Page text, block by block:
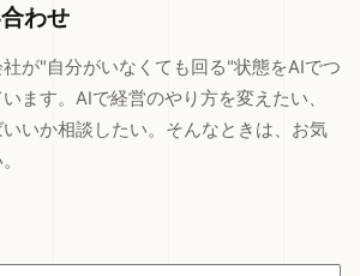
わせ
が"自分がいなくても回る"状態をAIでつ
ます。AIで経営のやり方を変えたい、
いか相談したい。そんなときは、お気